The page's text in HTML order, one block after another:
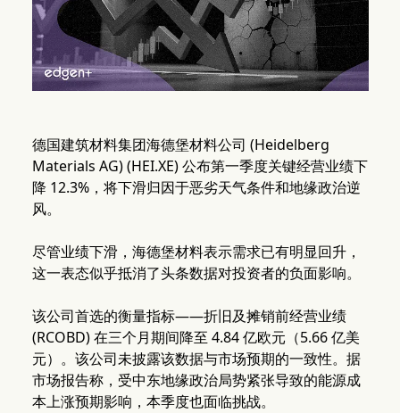
德国建筑材料集团海德堡材料公司 (Heidelberg
Materials AG) (HEI.XE) 公布第一季度关键经营业绩下
降 12.3%，将下滑归因于恶劣天气条件和地缘政治逆
风。
尽管业绩下滑，海德堡材料表示需求已有明显回升，
这一表态似乎抵消了头条数据对投资者的负面影响。
该公司首选的衡量指标——折旧及摊销前经营业绩
(RCOBD) 在三个月期间降至 4.84 亿欧元（5.66 亿美
元）。该公司未披露该数据与市场预期的一致性。据
市场报告称，受中东地缘政治局势紧张导致的能源成
本上涨预期影响，本季度也面临挑战。